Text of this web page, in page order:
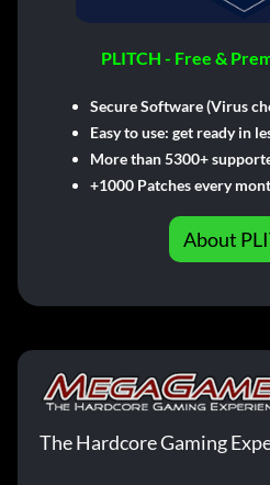
PLITCH - Free &
Secure Software (Virus
Easy to use: get ready in
More than 5300+
+1000 Patches every
About
The Hardcore Gaming